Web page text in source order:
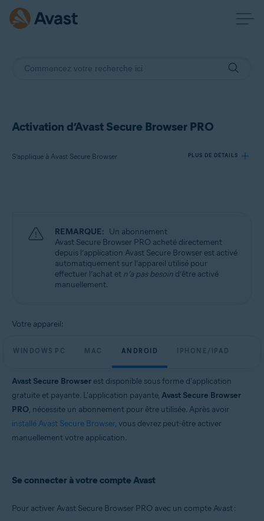
Activation d’Avast Secure Browser PRO
S’applique à Avast Secure Browser PLUS DE DÉTAILS
Systèmes d'exploitation:
Windows, macOS, Android et iOS
REMARQUE: Un abonnement
Avast Secure Browser PRO acheté directement
depuis l’application Avast Secure Browser est activé
automatiquement sur l’appareil utilisé pour
effectuer l’achat et n’a pas besoin d’être activé
manuellement.
Votre appareil:
WINDOWS PC MAC ANDROID IPHONE/IPAD
Avast Secure Browser est disponible sous forme d'application
gratuite et payante. L'application payante, Avast Secure Browser
PRO, nécessite un abonnement pour être utilisée. Après avoir
installé Avast Secure Browser, vous devrez peut-être activer
manuellement votre application.
Se connecter à votre compte Avast
Pour activer Avast Secure Browser PRO avec un compte Avast :